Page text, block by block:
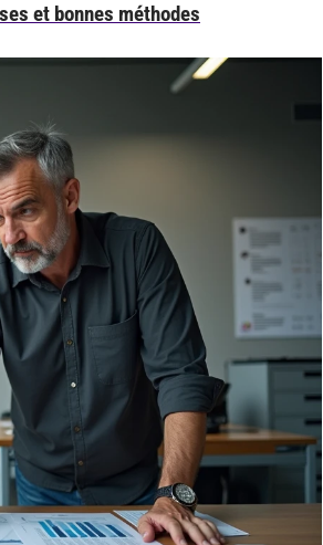
et bonnes méthodes